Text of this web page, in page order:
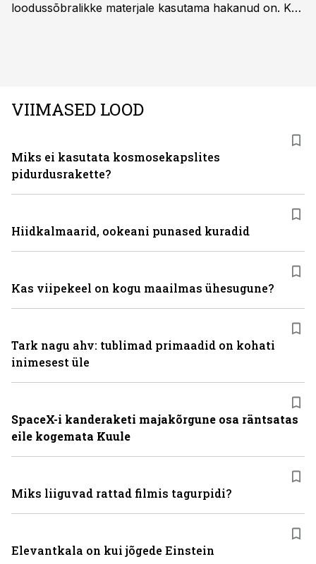
loodussõbralikke materjale kasutama hakanud on. Kui
VIIMASED LOOD
Miks ei kasutata kosmosekapslites
pidurdusrakette?
Hiidkalmaarid, ookeani punased kuradid
Kas viipekeel on kogu maailmas ühesugune?
Tark nagu ahv: tublimad primaadid on kohati
inimesest üle
SpaceX-i kanderaketi majakõrgune osa räntsatas
eile kogemata Kuule
Miks liiguvad rattad filmis tagurpidi?
Elevantkala on kui jõgede Einstein